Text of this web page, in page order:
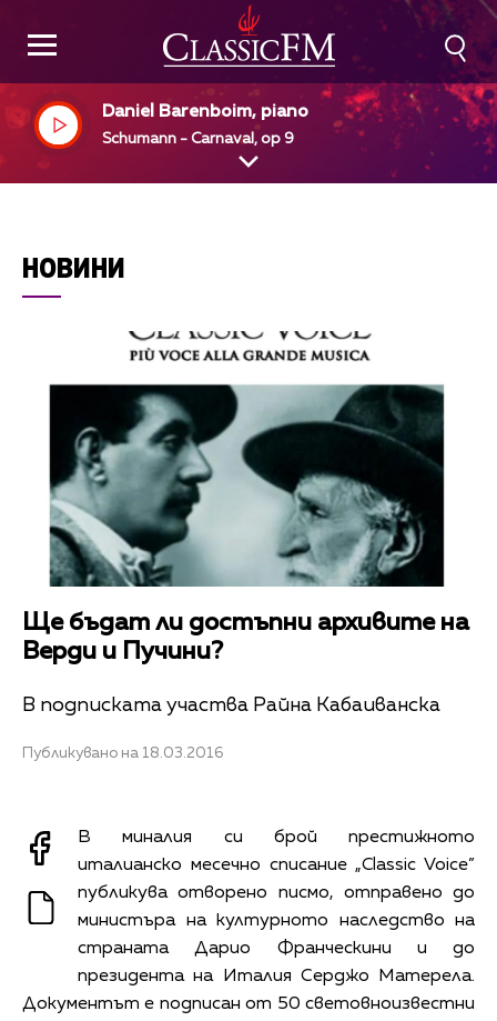
Daniel Barenboim, piano
Schumann - Carnaval, op 9
НОВИНИ
Ще бъдат ли достъпни архивите на
Верди и Пучини?
В подписката участва Райна Кабаиванска
Публикувано на 18.03.2016
В миналия си брой престижното
италианско месечно списание „Classic Voice”
публикува отворено писмо, отправено до
министъра на културното наследство на
страната Дарио Франческини и до
президента на Италия Серджо Матерела.
Документът е подписан от 50 световноизвестни